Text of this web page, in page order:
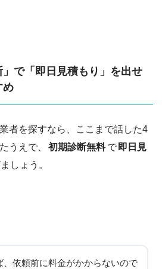
」で「即日見積もり」を出せ
め
者を探すなら、ここまで話した4
うえで、
初期診断無料 で 即日見
しょう。
依頼前に料金がかからないので